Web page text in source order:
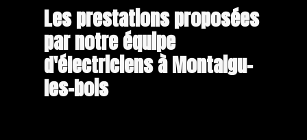
Les prestations proposées
par notre équipe
d'électriciens à Montaigu-
les-bois